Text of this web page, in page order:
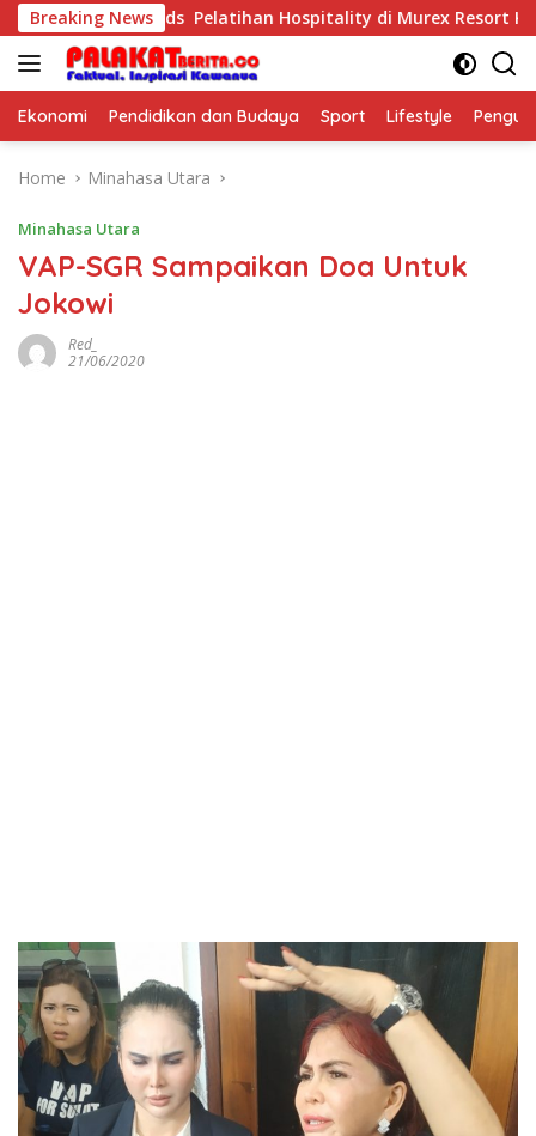
Skip
to
content
Breaking NewsKids Pelatihan Hospitality di Murex Resort Kalasey
Ekonomi Pendidikan dan Budaya Sport Lifestyle
Home Minahasa Utara
Minahasa Utara
VAP-SGR Sampaikan Doa Untuk
Jokowi
Red_
21/06/2020